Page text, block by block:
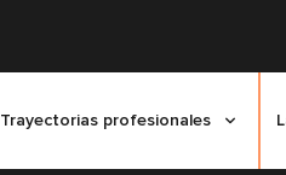
Trayectorias profesionales